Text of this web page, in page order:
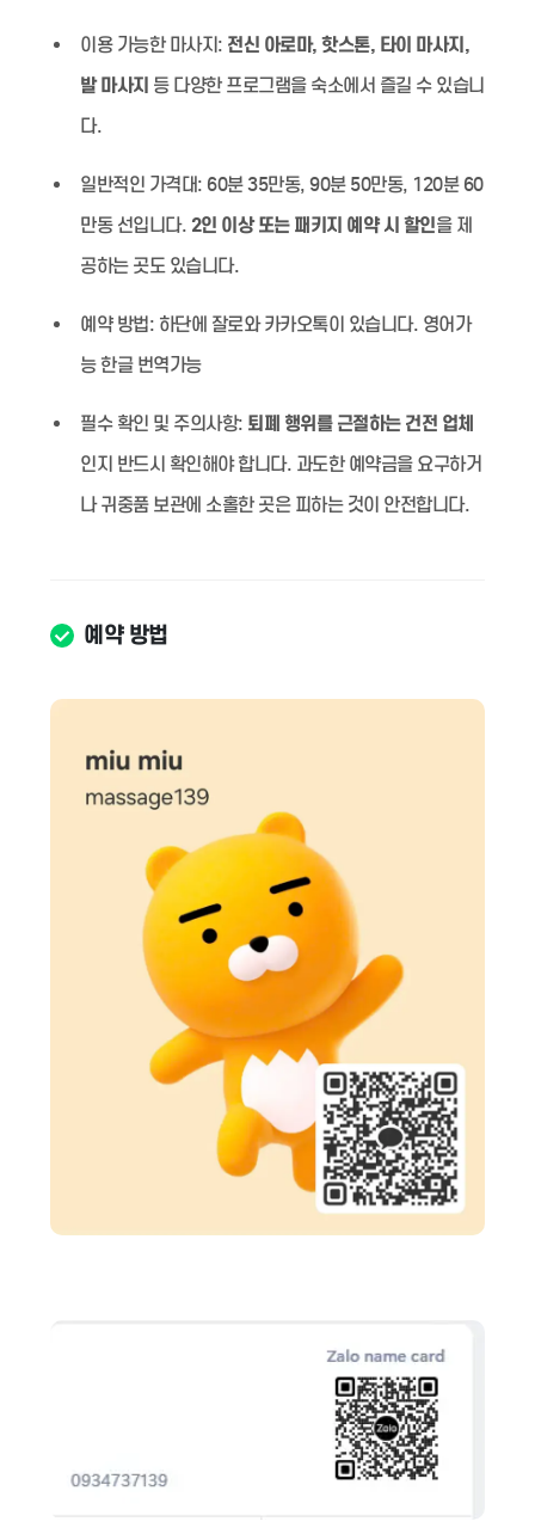
이용 가능한 마사지: 전신 아로마, 핫스톤, 타이 마사지,
발 마사지 등 다양한 프로그램을 숙소에서 즐길 수 있습니
다.
일반적인 가격대: 60분 35만동, 90분 50만동, 120분 60
만동 선입니다. 2인 이상 또는 패키지 예약 시 할인을 제
공하는 곳도 있습니다.
예약 방법: 하단에 잘로와 카카오톡이 있습니다. 영어가
능 한글 번역가능
필수 확인 및 주의사항: 퇴폐 행위를 근절하는 건전 업체
인지 반드시 확인해야 합니다. 과도한 예약금을 요구하거
나 귀중품 보관에 소홀한 곳은 피하는 것이 안전합니다.
예약 방법